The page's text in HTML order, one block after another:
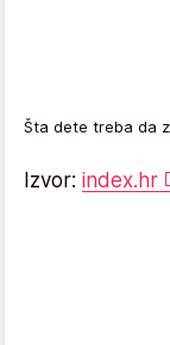
Šta dete treba da
Izvor: index.hr